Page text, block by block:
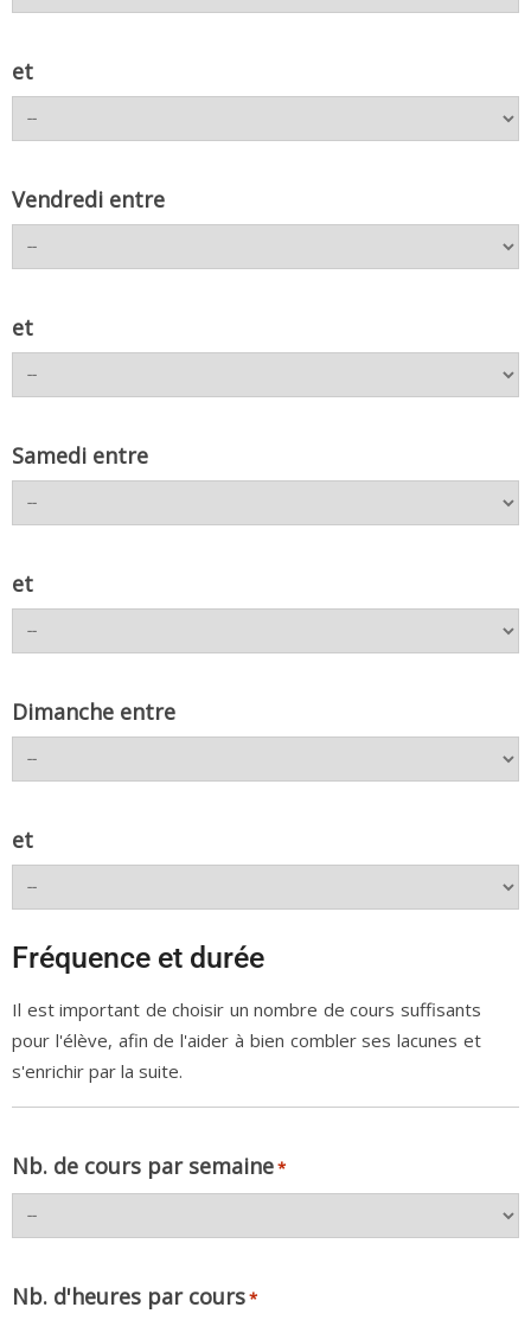
et
Vendredi entre
et
Samedi entre
et
Dimanche entre
et
Fréquence et durée
Il est important de choisir un nombre de cours suffisants
pour l'élève, afin de l'aider à bien combler ses lacunes et
s'enrichir par la suite.
Nb. de cours par semaine*
Nb. d'heures par cours*